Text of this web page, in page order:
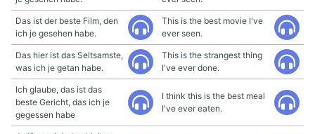
Das ist der beste Film, den
ich je gesehen habe.
This is the best movie I've
ever seen.
Das hier ist das Seltsamste,
was ich je getan habe.
This is the strangest thing
I've ever done.
Ich glaube, das ist das
beste Gericht, das ich je
gegessen habe
I think this is the best meal
I've ever eaten.